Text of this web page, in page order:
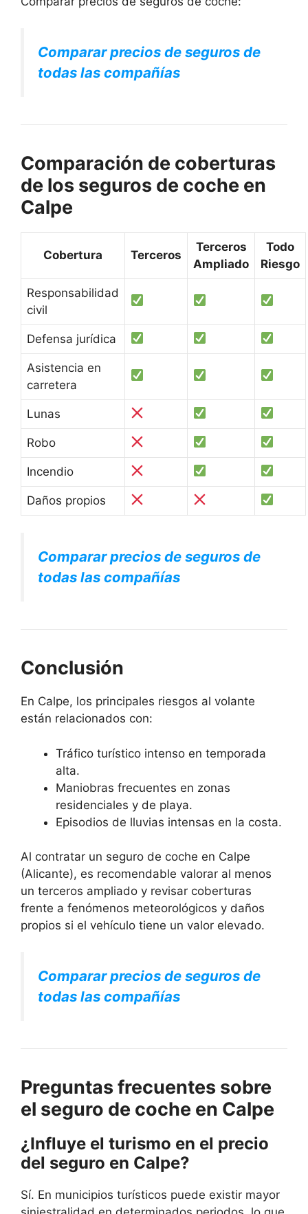
Comparar precios de seguros de
todas las compañías
Comparación de coberturas
de los seguros de coche en
Calpe
Cobertura Terceros
Terceros
Ampliado
Todo
Riesgo
Responsabilidad
civil
Defensa jurídica
Asistencia en
carretera
Lunas
Robo
Incendio
Daños propios
Comparar precios de seguros de
todas las compañías
Conclusión
En Calpe, los principales riesgos al volante
están relacionados con:
Tráfico turístico intenso en temporada
alta.
Maniobras frecuentes en zonas
residenciales y de playa.
Episodios de lluvias intensas en la costa.
Al contratar un seguro de coche en Calpe
(Alicante), es recomendable valorar al menos
un terceros ampliado y revisar coberturas
frente a fenómenos meteorológicos y daños
propios si el vehículo tiene un valor elevado.
Comparar precios de seguros de
todas las compañías
Preguntas frecuentes sobre
el seguro de coche en Calpe
¿Influye el turismo en el precio
del seguro en Calpe?
Sí. En municipios turísticos puede existir mayor